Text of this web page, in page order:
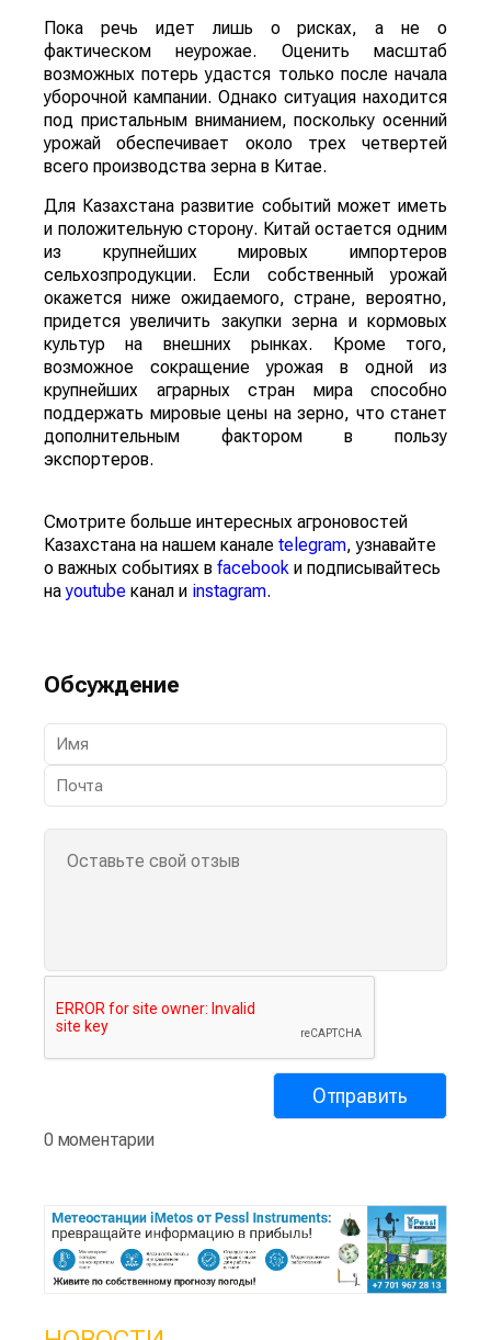
Пока речь идет лишь о рисках, а не о
фактическом неурожае. Оценить масштаб
возможных потерь удастся только после начала
уборочной кампании. Однако ситуация находится
под пристальным вниманием, поскольку осенний
урожай обеспечивает около трех четвертей
всего производства зерна в Китае.
Для Казахстана развитие событий может иметь
и положительную сторону. Китай остается одним
из крупнейших мировых импортеров
сельхозпродукции. Если собственный урожай
окажется ниже ожидаемого, стране, вероятно,
придется увеличить закупки зерна и кормовых
культур на внешних рынках. Кроме того,
возможное сокращение урожая в одной из
крупнейших аграрных стран мира способно
поддержать мировые цены на зерно, что станет
дополнительным фактором в пользу
экспортеров.
Смотрите больше интересных агроновостей
Казахстана на нашем канале telegram, узнавайте
о важных событиях в facebook и подписывайтесь
наyoutube канал и instagram.
Обсуждение
0 моментарии